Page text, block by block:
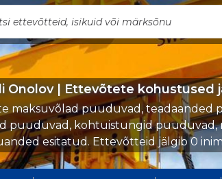
Onolov | Ettevõtete kohustused
maksuvõlad puuduvad, teadaanded
puuduvad, kohtuistungid puuduvad,
esitatud. Ettevõtteid jälgib 0